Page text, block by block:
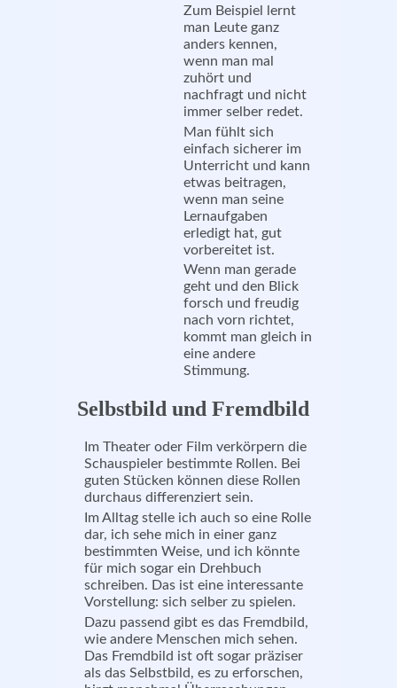
Zum Beispiel lernt
man Leute ganz
anders kennen,
wenn man mal
zuhört und
nachfragt und nicht
immer selber redet.
Man fühlt sich
einfach sicherer im
Unterricht und kann
etwas beitragen,
wenn man seine
Lernaufgaben
erledigt hat, gut
vorbereitet ist.
Wenn man gerade
geht und den Blick
forsch und freudig
nach vorn richtet,
kommt man gleich in
eine andere
Stimmung.
Selbstbild und Fremdbild
Im Theater oder Film verkörpern die
Schauspieler bestimmte Rollen. Bei
guten Stücken können diese Rollen
durchaus differenziert sein.
Im Alltag stelle ich auch so eine Rolle
dar, ich sehe mich in einer ganz
bestimmten Weise, und ich könnte
für mich sogar ein Drehbuch
schreiben. Das ist eine interessante
Vorstellung: sich selber zu spielen.
Dazu passend gibt es das Fremdbild,
wie andere Menschen mich sehen.
Das Fremdbild ist oft sogar präziser
als das Selbstbild, es zu erforschen,